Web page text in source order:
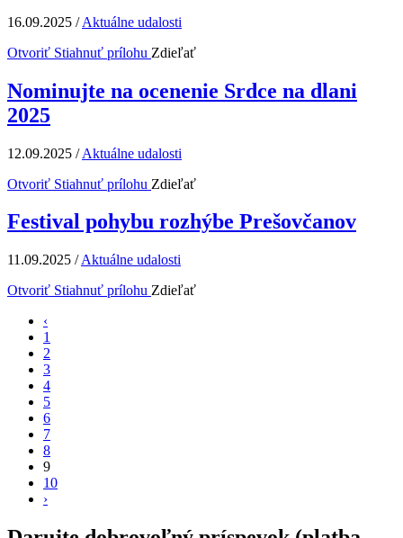
16.09.2025 /Aktuálne udalosti
Otvoriť Stiahnuť prílohu Zdieľať
Nominujte na ocenenie Srdce na dlani
2025
12.09.2025 /Aktuálne udalosti
Otvoriť Stiahnuť prílohu Zdieľať
Festival pohybu rozhýbe Prešovčanov
11.09.2025 /Aktuálne udalosti
Otvoriť Stiahnuť prílohu Zdieľať
‹
1
2
3
4
5
6
7
8
9
10
›